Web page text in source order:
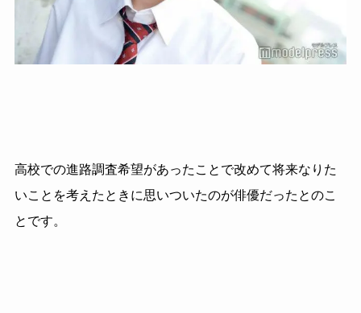
高校での進路調査希望があったことで改めて将来なりた
いことを考えたときに思いついたのが俳優だったとのこ
とです。